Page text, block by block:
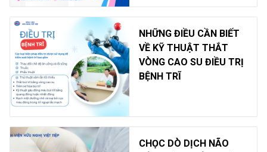
NHỮNG ĐIỀU CẦN BIẾT
VỀ KỸ THUẬT THẮT
VÒNG CAO SU ĐIỀU TRỊ
BỆNH TRĨ
CHỌC DÒ DỊCH NÃO